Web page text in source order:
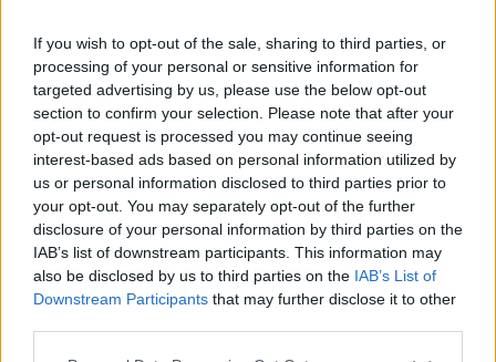
If you wish to opt-out of the sale, sharing to third parties, or
processing of your personal or sensitive information for
targeted advertising by us, please use the below opt-out
section to confirm your selection. Please note that after your
opt-out request is processed you may continue seeing
interest-based ads based on personal information utilized by
us or personal information disclosed to third parties prior to
your opt-out. You may separately opt-out of the further
disclosure of your personal information by third parties on the
IAB’s list of downstream participants. This information may
also be disclosed by us to third parties on the IAB’s List of
Downstream Participants that may further disclose it to other